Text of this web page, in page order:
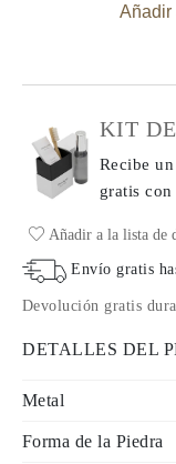
Añadir
KIT
Recibe
gratis
Añadir a la lista de
Envío gratis
Devolución gratis
DETALLES DEL
Metal
Forma de la Piedra